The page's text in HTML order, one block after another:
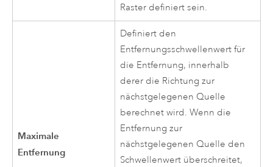
Raster definiert sein.
Maximale
Entfernung
Definiert den
Entfernungsschwellenwert für
die Entfernung, innerhalb
derer die Richtung zur
nächstgelegenen Quelle
berechnet wird. Wenn die
Entfernung zur
nächstgelegenen Quelle den
Schwellenwert überschreitet,